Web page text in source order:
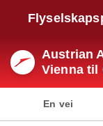
Austrian
Vienna til
En vei